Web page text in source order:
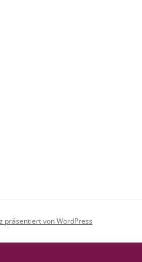
präsentiert von WordPress